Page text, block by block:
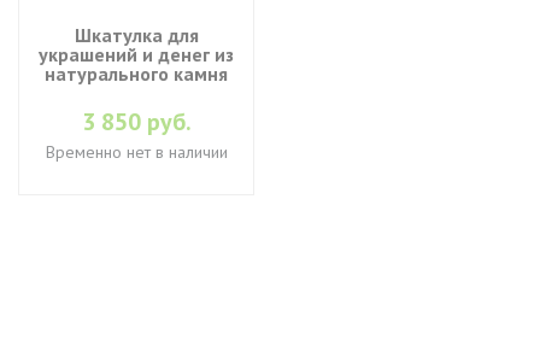
Шкатулка для
украшений и денег из
натурального камня
3 850 руб.
Временно нет в наличии